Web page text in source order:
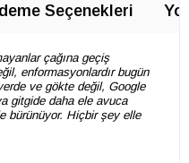
Seçenekleri
çağına geçiş
enformasyonlardır bugün
ve gökte değil, Google
gitgide daha ele avuca
bürünüyor. Hiçbir şey elle